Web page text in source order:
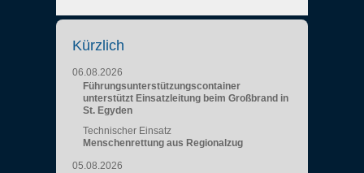
Kürzlich
06.08.2026
Führungsunterstützungscontainer
unterstützt Einsatzleitung beim Großbrand in
St. Egyden
Technischer Einsatz
Menschenrettung aus Regionalzug
05.08.2026